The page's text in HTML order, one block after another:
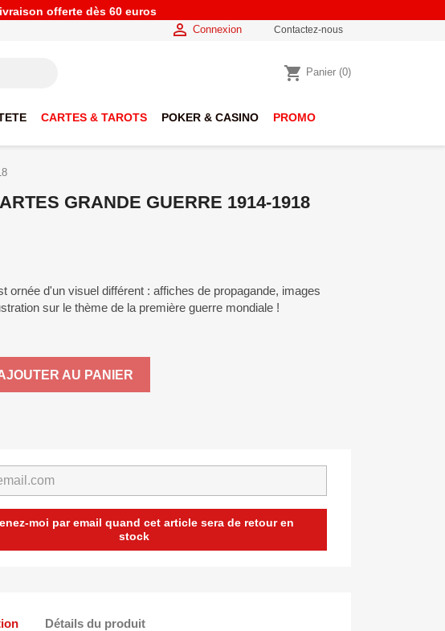
offerte dès 60 euros
 Connexion Contactez-nous
shopping_cart Panier (0)
CARTES & TAROTS POKER & CASINO PROMO
GRANDE GUERRE 1914-1918
ornée d'un visuel différent : affiches de propagande, images
sur le thème de la première guerre mondiale !
AU PANIER
moi par email quand cet article sera de retour en
stock
Détails du produit